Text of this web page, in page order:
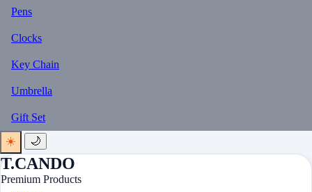
Pens
Clocks
Key Chain
Umbrella
Gift Set
☀️
🌙
T.CANDO
Premium Products